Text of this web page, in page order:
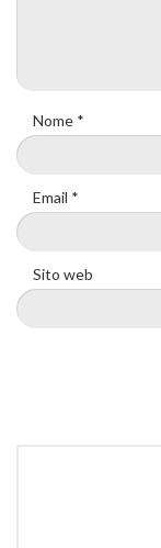
Nome *
Email *
Sito web